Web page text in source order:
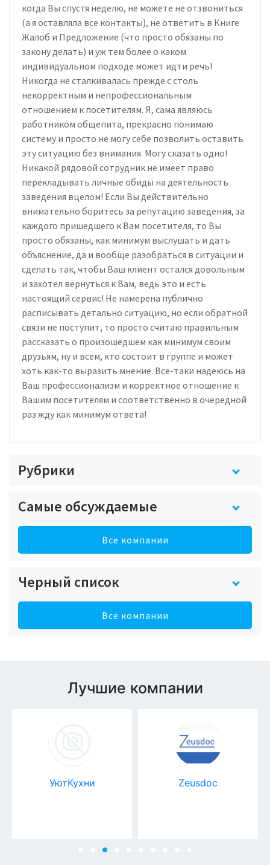
когда Вы спустя неделю, не можете не отзвониться
(а я оставляла все контакты), не ответить в Книге
Жалоб и Предложение (что просто обязаны по
закону делать) и уж тем более о каком
индивидуальном подходе может идти речь!
Никогда не сталкивалась прежде с столь
некорректным и непрофессиональным
отношением к посетителям. Я, сама являюсь
работником общепита, прекрасно понимаю
систему и просто не могу себе позволить оставить
эту ситуацию без внимания. Могу сказать одно!
Никакой рядовой сотрудник не имеет право
перекладывать личные обиды на деятельность
заведения вцелом! Если Вы действительно
внимательно боритесь за репутацию заведения, за
каждого пришедшего к Вам посетителя, то Вы
просто обязаны, как минимум выслушать и дать
объяснение, да и вообще разобраться в ситуации и
сделать так, чтобы Ваш клиент остался довольным
и захотел вернуться к Вам, ведь это и есть
настоящий сервис! Не намерена публично
расписывать детально ситуацию, но если обратной
связи не поступит, то просто считаю правильным
рассказать о произошедшем как минимум своим
друзьям, ну и всем, кто состоит в группе и может
хоть как-то выразить мнение. Все-таки надеюсь на
Ваш профессионализм и корректное отношение к
Вашим посетителям и соответственно в очередной
раз жду как минимум ответа!
Рубрики
Самые обсуждаемые
Все компании
Черный список
Все компании
Лучшие компании
УютКухни Zeusdoc